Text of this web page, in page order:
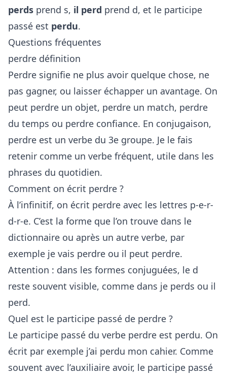
perds prend s, il perd prend d, et le participe
passé est perdu.
Questions fréquentes
perdre définition
Perdre signifie ne plus avoir quelque chose, ne
pas gagner, ou laisser échapper un avantage. On
peut perdre un objet, perdre un match, perdre
du temps ou perdre confiance. En conjugaison,
perdre est un verbe du 3e groupe. Je le fais
retenir comme un verbe fréquent, utile dans les
phrases du quotidien.
Comment on écrit perdre ?
À l’infinitif, on écrit perdre avec les lettres p-e-r-
d-r-e. C’est la forme que l’on trouve dans le
dictionnaire ou après un autre verbe, par
exemple je vais perdre ou il peut perdre.
Attention : dans les formes conjuguées, le d
reste souvent visible, comme dans je perds ou il
perd.
Quel est le participe passé de perdre ?
Le participe passé du verbe perdre est perdu. On
écrit par exemple j’ai perdu mon cahier. Comme
souvent avec l’auxiliaire avoir, le participe passé